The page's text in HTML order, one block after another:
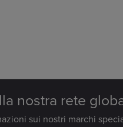
nostra rete
sui nostri marchi